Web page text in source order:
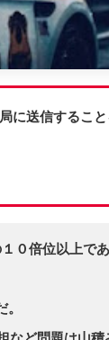
に送信するこ
０倍位以上であ